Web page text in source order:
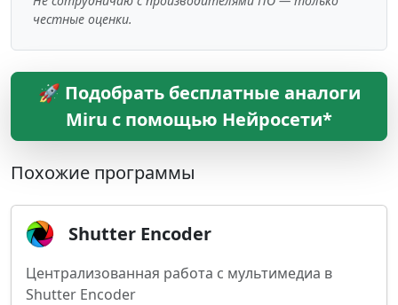
честные оценки.
🚀 Подобрать бесплатные аналоги
Miru с помощью Нейросети*
Похожие программы
Shutter Encoder
Централизованная работа с мультимедиа в
Shutter Encoder